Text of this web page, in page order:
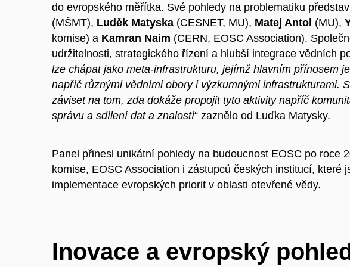
do evropského měřítka. Své pohledy na problematiku
(MŠMT), Luděk Matyska (CESNET, MU), Matej Antol (MU),
komise) a Kamran Naim (CERN, EOSC Association).
udržitelnosti, strategického řízení a hlubší integrace vědních
lze chápat jako meta-infrastrukturu, jejímž hlavním přínosem
napříč různými vědními obory i výzkumnými infrastrukturami.
záviset na tom, zda dokáže propojit tyto aktivity napříč
správu a sdílení dat a znalostí“ zaznělo od Luďka Matysky.
Panel přinesl unikátní pohledy na budoucnost EOSC po roce
komise, EOSC Association i zástupců českých institucí, které
implementace evropských priorit v oblasti otevřené vědy.
Inovace a evropský